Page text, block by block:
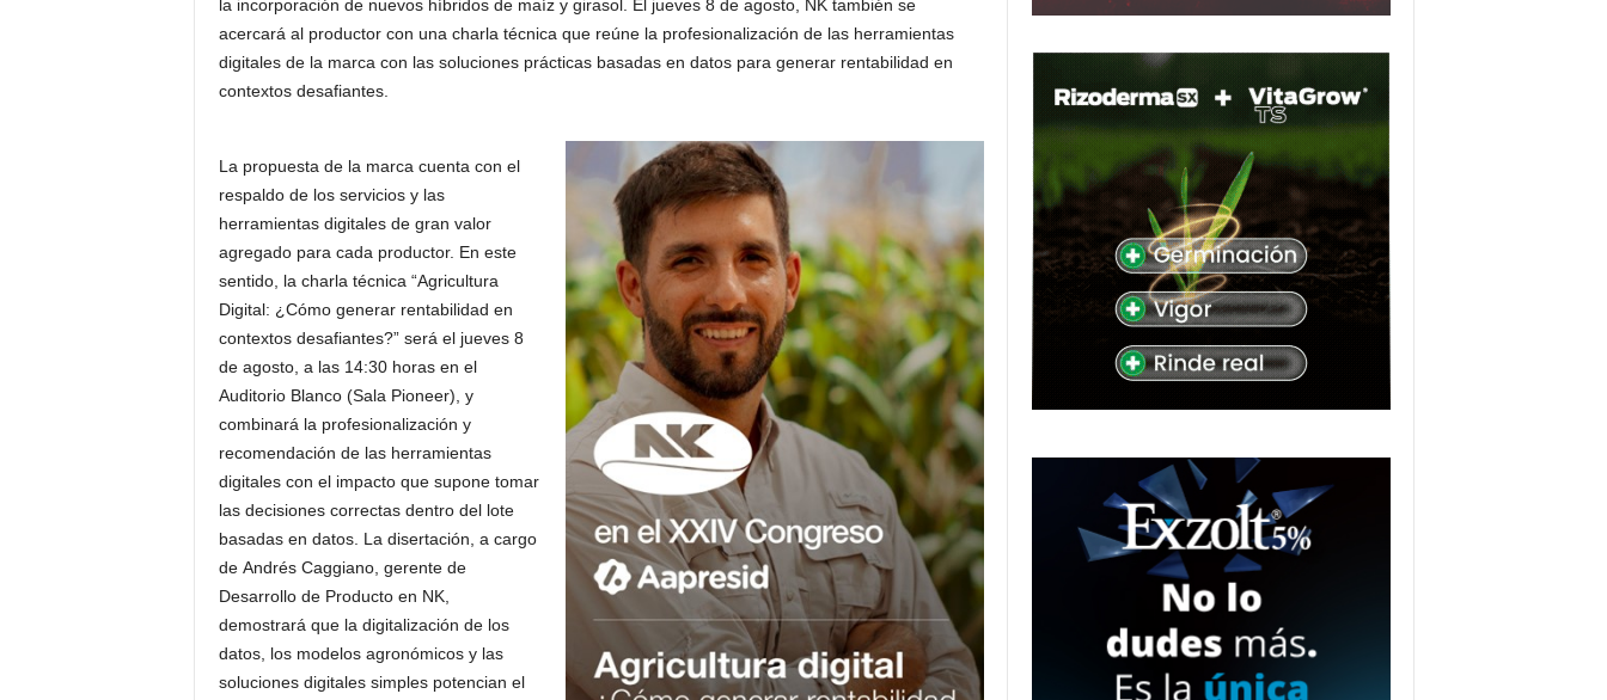
la incorporación de nuevos híbridos de maíz y girasol. El jueves 8 de agosto, NK también se
acercará al productor con una charla técnica que reúne la profesionalización de las herramientas
digitales de la marca con las soluciones prácticas basadas en datos para generar rentabilidad en
contextos desafiantes.
La propuesta de la marca cuenta con el
respaldo de los servicios y las
herramientas digitales de gran valor
agregado para cada productor. En este
sentido, la charla técnica “Agricultura
Digital: ¿Cómo generar rentabilidad en
contextos desafiantes?” será el jueves 8
de agosto, a las 14:30 horas en el
Auditorio Blanco (Sala Pioneer), y
combinará la profesionalización y
recomendación de las herramientas
digitales con el impacto que supone tomar
las decisiones correctas dentro del lote
basadas en datos. La disertación, a cargo
de Andrés Caggiano, gerente de
Desarrollo de Producto en NK,
demostrará que la digitalización de los
datos, los modelos agronómicos y las
soluciones digitales simples potencian el